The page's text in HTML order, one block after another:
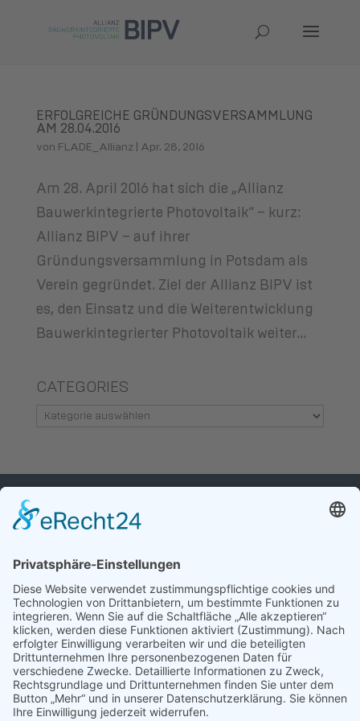
ERFOLGREICHE GRÜNDUNGSVERSAMMLUNG
AM 28.04.2016
von FLADE_Allianz| Apr. 28, 2016
Am 28. April 2016 hat sich die „Allianz
Bauwerkintegrierte Photovoltaik“ – kurz:
Allianz BIPV – auf ihrer
Gründungsversammlung in Potsdam als
Verein gegründet. Ziel der Allianz BIPV ist
es, den Einsatz und die Weiterentwicklung
Bauwerkintegrierter Photovoltaik weiter...
CATEGORIES
Categories
WIR FREUEN
UNS, VON IHNEN
ZU HÖREN.
ALLIANZ BIPV E.V.
Unter den Linden 10
D-10117 Berlin
post@allianz-bipv.org